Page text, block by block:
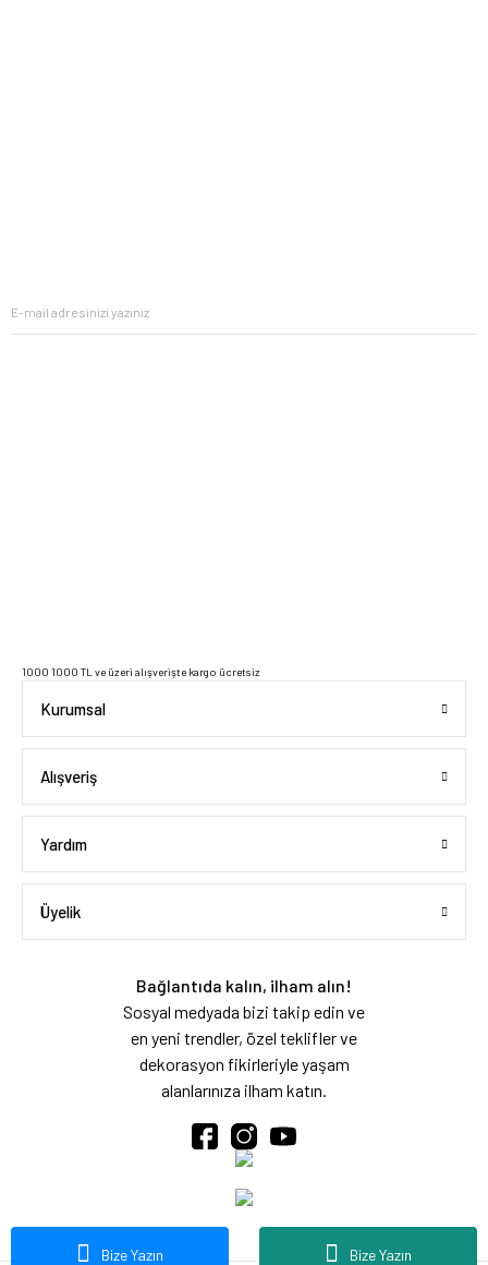
Bize Yazın
Bize Yazın
1000 1000 TL ve üzeri alışverişte kargo ücretsiz
Kurumsal
Alışveriş
Yardım
Üyelik
Bağlantıda kalın, ilham alın!
Sosyal medyada bizi takip edin ve
en yeni trendler, özel teklifler ve
dekorasyon fikirleriyle yaşam
alanlarınıza ilham katın.